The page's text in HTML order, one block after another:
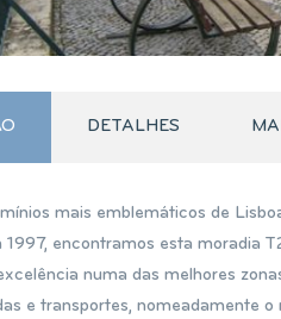
DETALHES
mais emblemáticos de
encontramos esta moradia
numa das melhores
e transportes, nomeadamente o